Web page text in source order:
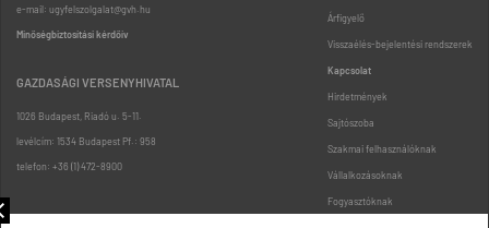
e-mail: ugyfelszolgalat@gvh.hu
Minőségbiztosítási kérdőív
GAZDASÁGI VERSENYHIVATAL
1026 Budapest, Riadó u. 5-11.
levélcím: 1534 Budapest Pf.: 958
telefon: +36 (1) 472-8900
Árfigyelő
Visszaélés-bejelentési rendszerek
Kapcsolat
Hirdetmények
Sajtószoba
Szakmai felhasználóknak
Vállalkozásoknak
Fogyasztóknak